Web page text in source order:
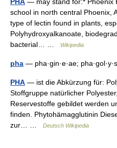
school in north central Phoenix,
type of lectin found in plants,
Polyhydroxyalkanoate,
bacterial… …
Wikipedia
pha — pha·gin·e·ae;
PHA — ist die Abkürzung für:
Stoffgruppe natürlicher
Reservestoffe gebildet werden
finden. Phytohämagglutinin
zur… …
Deutsch Wikipedia